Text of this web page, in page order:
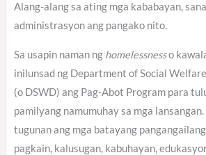
Alang-alang sa ating mga kababayan,
administrasyon ang pangako nito.
Sa usapin naman ng homelessnesso
inilunsad ng Department of Social
(o DSWD) ang Pag-Abot Program para
pamilyang namumuhay sa mga
tugunan ang mga batayang
pagkain, kalusugan, kabuhayan,